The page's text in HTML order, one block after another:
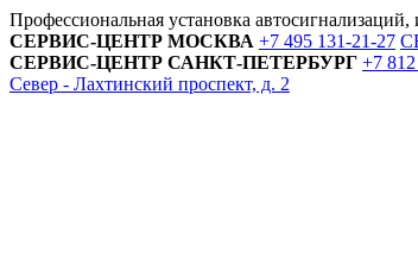
Профессиональная установка
СЕРВИС-ЦЕНТР МОСКВА +7 495 131-21-27
СЕРВИС-ЦЕНТР САНКТ-ПЕТЕРБУРГ +7 812
Север - Лахтинский проспект, д. 2